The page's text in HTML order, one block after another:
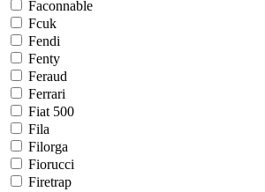
Faconnable
Fcuk
Fendi
Fenty
Feraud
Ferrari
Fiat 500
Fila
Filorga
Fiorucci
Firetrap